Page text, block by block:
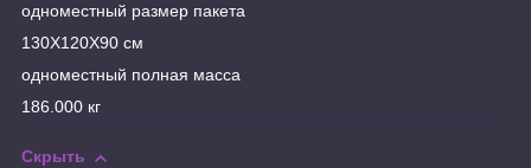
одноместный размер пакета
130X120X90 см
одноместный полная масса
186.000 кг
Скрыть